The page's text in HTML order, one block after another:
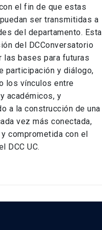
el fin de que estas
ser transmitidas a
del departamento. Esta
del DCConversatorio
las bases para futuras
participación y diálogo,
los vínculos entre
académicos, y
a la construcción de una
vez más conectada,
comprometida con el
DCC UC.